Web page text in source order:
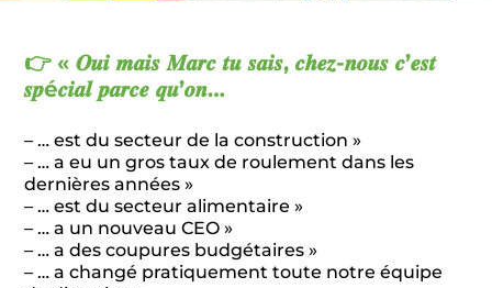
👉 « 𝑶𝒖𝒊 𝒎𝒂𝒊𝒔 𝑴𝒂𝒓𝒄 𝒕𝒖 𝒔𝒂𝒊𝒔, 𝒄𝒉𝒆𝒛-𝒏𝒐𝒖𝒔 𝒄’𝒆𝒔𝒕
𝒔𝒑é𝒄𝒊𝒂𝒍 𝒑𝒂𝒓𝒄𝒆 𝒒𝒖’𝒐𝒏…
– … est du secteur de la construction »
– … a eu un gros taux de roulement dans les
dernières années »
– … est du secteur alimentaire »
– … a un nouveau CEO »
– … a des coupures budgétaires »
– … a changé pratiquement toute notre équipe